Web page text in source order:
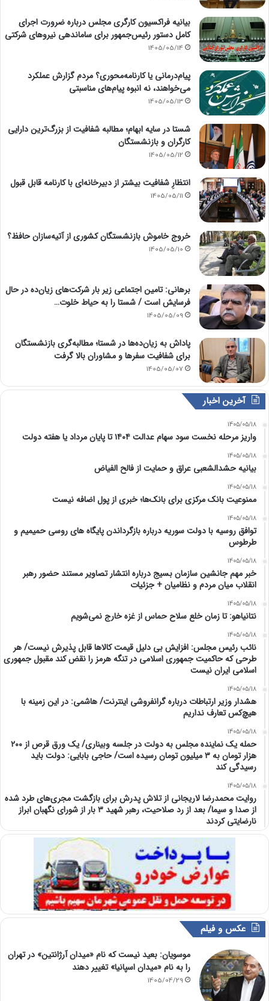
بیانیه فراکسیون کارگری مجلس درباره ضرورت اجرای
کامل دستور رئیس‌جمهور برای ساماندهی نیروهای شرکتی
1405/05/14
پیام‌درمانی یا کارنامه‌محوری؟ مردم گزارش عملکرد
می‌خواهند، نه انبوه پیام‌های مناسبتی
1405/05/13
شستا در سایه ابهام؛ مطالبه شفافیت از بزرگ‌ترین دارایی
کارگران و بازنشستگان
1405/05/12
انتظارِ شفافیت بیشتر از دبیرخانه‌ای با کارنامه قابل قبول
1405/05/11
خروج خاموش بازنشستگان کشوری از آتیه‌سازان حافظ؟
1405/05/10
برهانی: تامین اجتماعی زیر بار شرکت‌های زیان‌ده در حال
فرسایش است / شستا را به حیاط خلوت…
1405/05/09
پاداش به زیان‌ده‌ها در شستا؛ مطالبه‌گری بازنشستگان
برای شفافیت سفرها و مشاوران بالا گرفت
1405/05/07
آخرین اخبار
1405/05/18
واریز مرحله نخست سود سهام عدالت ۱۴۰۴ تا پایان مرداد یا هفته دولت
1405/05/18
بیانیه حشدالشعبی عراق و حمایت از فالح الفیاض
1405/05/18
ممنوعیت بانک مرکزی برای بانک‌ها؛ خبری از پول اضافه نیست
1405/05/18
توافق روسیه با دولت سوریه درباره بازگرداندن پایگاه های روسی حمیمیم و
طرطوس
1405/05/18
خبر مهم جانشین سازمان بسیج درباره انتشار تصاویر مستند حضور رهبر
انقلاب میان مردم و نظامیان + جزئیات
1405/05/18
نتانیاهو: تا زمان خلع سلاح حماس از غزه خارج نمی‌شویم
1405/05/18
نائب رئیس مجلس: افزایش بی دلیل قیمت کالاها قابل پذیرش نیست/ هر
طرحی که حاکمیت جمهوری اسلامی در تنگه هرمز را نقض کند مقبول جمهوری
اسلامی ایران نیست
1405/05/18
هشدار وزیر ارتباطات درباره گرانفروشی اینترنت/ هاشمی: در این زمینه با
هیچ‌کس تعارف نداریم
1405/05/18
حمله یک نماینده مجلس به دولت در جلسه وبیناری/ یک ورق قرص از ۲۰۰
هزار تومان به ۳ میلیون تومان رسیده است/ حاجی بابایی: دولت باید
رسیدگی کند
1405/05/18
روایت محمدرضا لاریجانی از تلاش پدرش برای بازگشت مجری‌های طرد شده
از صدا و سیما/ بعد از رد صلاحیت، رهبر شهید ۳ بار از شورای نگهبان ابراز
نارضایتی کردند
عکس و فیلم
موسویان: بعید نیست که نام «میدان آرژانتین» در تهران
را به نام «میدان اسپانیا» تغییر دهند
1405/04/29